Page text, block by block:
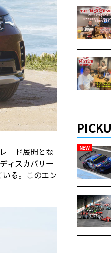
ード展開とな
ィスカバリー
る。このエン
NEW